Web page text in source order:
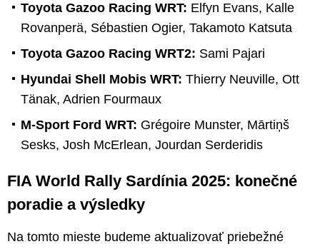
Toyota Gazoo Racing WRT: Elfyn Evans, Kalle
Rovanperä, Sébastien Ogier, Takamoto Katsuta
Toyota Gazoo Racing WRT2: Sami Pajari
Hyundai Shell Mobis WRT: Thierry Neuville, Ott
Tänak, Adrien Fourmaux
M-Sport Ford WRT: Grégoire Munster, Mārtiņš
Sesks, Josh McErlean, Jourdan Serderidis
FIA World Rally Sardínia 2025: konečné
poradie a výsledky
Na tomto mieste budeme aktualizovať priebežné